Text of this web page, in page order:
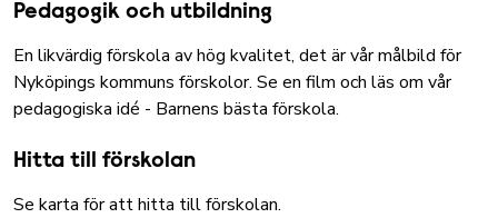
Pedagogik och utbildning
En likvärdig förskola av hög kvalitet, det är vår målbild för
Nyköpings kommuns förskolor. Se en film och läs om vår
pedagogiska idé - Barnens bästa förskola.
Hitta till förskolan
Se karta för att hitta till förskolan.